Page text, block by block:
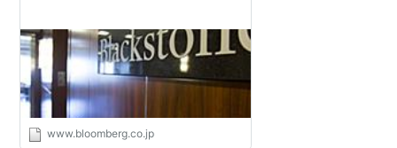
www.bloomberg.co.jp